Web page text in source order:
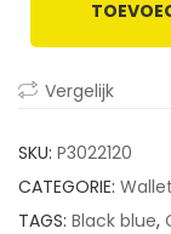
customer
ratings
Vergelijk
SKU: P3022120
CATEGORIE:
TAGS: Black blue,